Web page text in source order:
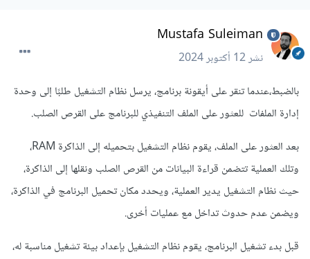
Mustafa Suleiman
نشر12 أكتوبر 2024
بالضبط،عندما تنقر على أيقونة برنامج، يرسل نظام التشغيل طلبًا إلى وحدة
إدارة الملفات للعثور على الملف التنفيذي للبرنامج على القرص الصلب.
بعد العثور على الملف، يقوم نظام التشغيل بتحميله إلى الذاكرة RAM،
وتلك العملية تتضمن قراءة البيانات من القرص الصلب ونقلها إلى الذاكرة،
حيث نظام التشغيل يدير العملية، ويحدد مكان تحميل البرنامج في الذاكرة،
ويضمن عدم حدوث تداخل مع عمليات أخرى.
قبل بدء تشغيل البرنامج، يقوم نظام التشغيل بإعداد بيئة تشغيل مناسبة له،